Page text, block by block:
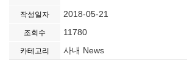
작성일자 2018-05-21
조회수 11780
카테고리 사내 News